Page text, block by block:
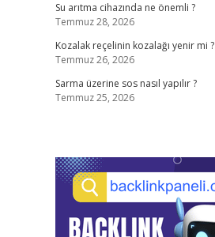
Su arıtma cihazında ne önemli ?
Temmuz 28, 2026
Kozalak reçelinin kozalağı yenir mi ?
Temmuz 26, 2026
Sarma üzerine sos nasıl yapılır ?
Temmuz 25, 2026